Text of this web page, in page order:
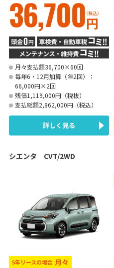
36,700円
（税込）
月々支払額36,700×60回
毎年6・12月加算（年2回）：
66,000円×2回
残価1,119,000円（税抜）
支払総額2,862,000円（税込）
詳しく見る
シエンタ CVT/2WD
5年リースの場合 月々